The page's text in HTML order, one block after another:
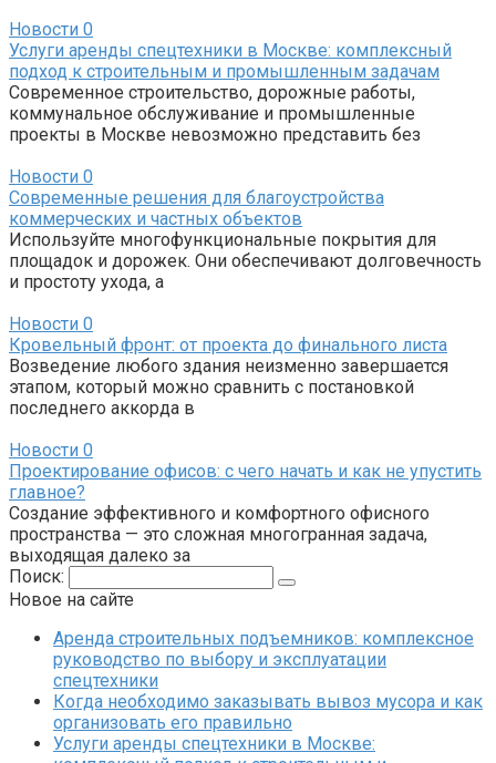
Новости 0
Услуги аренды спецтехники в Москве: комплексный
подход к строительным и промышленным задачам
Современное строительство, дорожные работы,
коммунальное обслуживание и промышленные
проекты в Москве невозможно представить без
Новости 0
Современные решения для благоустройства
коммерческих и частных объектов
Используйте многофункциональные покрытия для
площадок и дорожек. Они обеспечивают долговечность
и простоту ухода, а
Новости 0
Кровельный фронт: от проекта до финального листа
Возведение любого здания неизменно завершается
этапом, который можно сравнить с постановкой
последнего аккорда в
Новости 0
Проектирование офисов: с чего начать и как не упустить
главное?
Создание эффективного и комфортного офисного
пространства — это сложная многогранная задача,
выходящая далеко за
Поиск:
Новое на сайте
Аренда строительных подъемников: комплексное
руководство по выбору и эксплуатации
спецтехники
Когда необходимо заказывать вывоз мусора и как
организовать его правильно
Услуги аренды спецтехники в Москве: